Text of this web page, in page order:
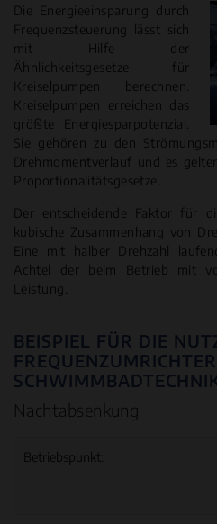
Die Energieeinsparung durch
Frequenzsteuerung lässt sich
mit Hilfe der
Ähnlichkeitsgesetze für
Kreiselpumpen berechnen.
Kreiselpumpen erreichen das
größte Energiesparpotenzial.
Sie gehören zu den
Drehmomentverlauf und es
Proportionalitätsgesetze.
Der entscheidende Faktor für
kubische Zusammenhang von
Eine mit halber Drehzahl
Achtel der beim Betrieb mit
Leistung.
BEISPIEL FÜR DIE
Nachtabsenkung
Betriebspunkt: